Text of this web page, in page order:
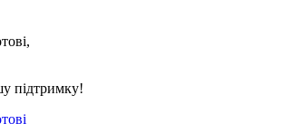
підтримку!